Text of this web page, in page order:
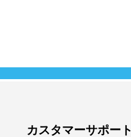
カスタマーサポート